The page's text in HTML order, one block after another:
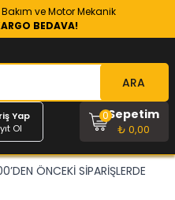
ve Motor Mekanik
BEDAVA!
ARA
Yap
Ol
Sepetim
₺ 0,00
0
ÖNCEKİ SİPARİŞLERDE